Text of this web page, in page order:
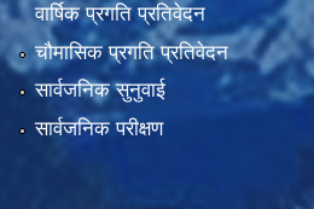
वार्षिक प्रगति प्रतिवेदन
चौमासिक प्रगति प्रतिवेदन
सार्वजनिक सुनुवाई
सार्वजनिक परीक्षण